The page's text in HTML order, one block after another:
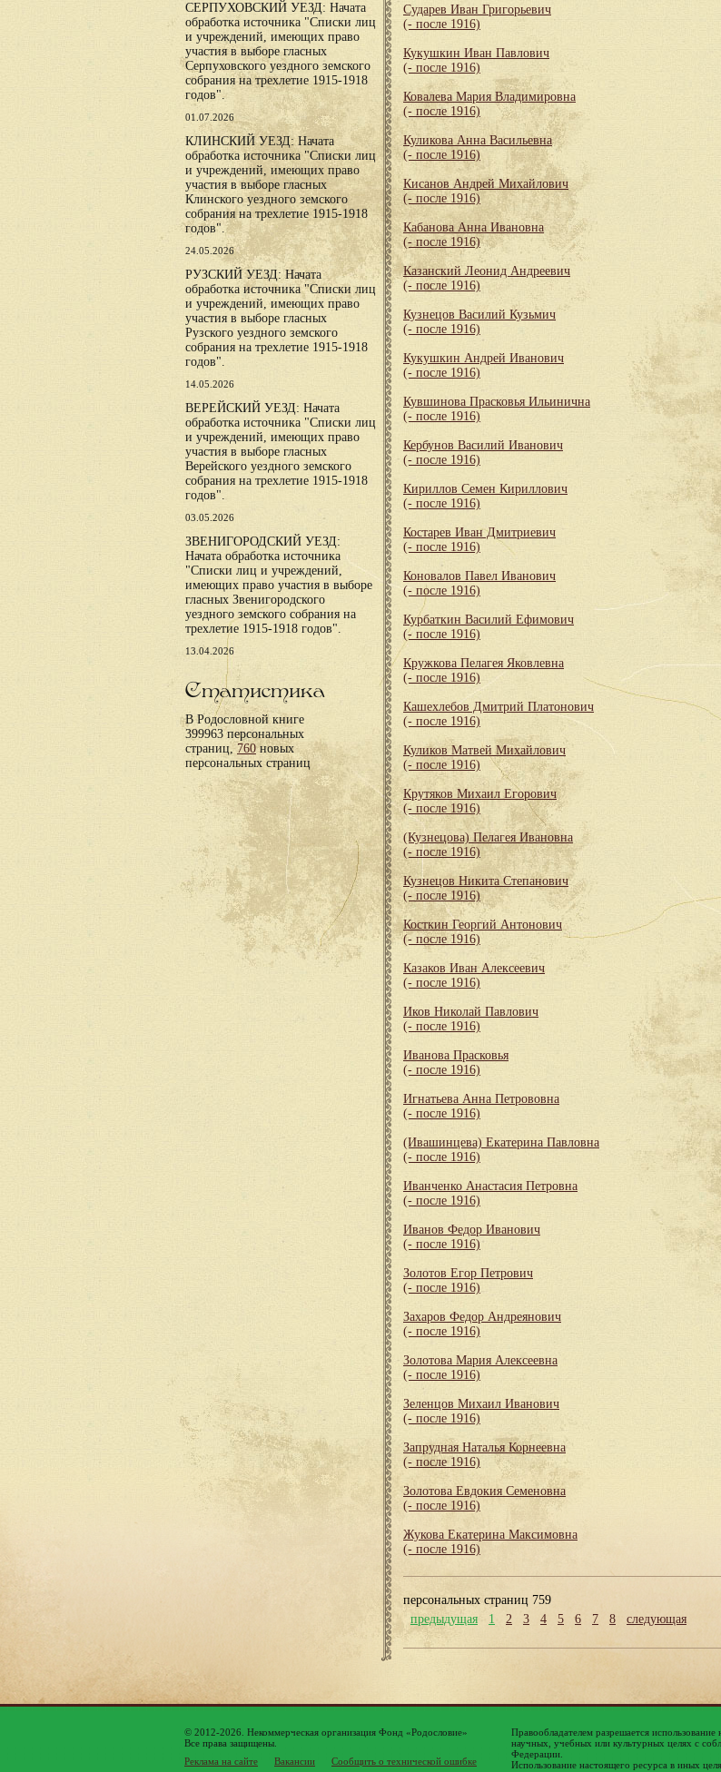
СЕРПУХОВСКИЙ УЕЗД: Начата
обработка источника "Списки лиц
и учреждений, имеющих право
участия в выборе гласных
Серпуховского уездного земского
собрания на трехлетие 1915-1918
годов".
01.07.2026
КЛИНСКИЙ УЕЗД: Начата
обработка источника "Списки лиц
и учреждений, имеющих право
участия в выборе гласных
Клинского уездного земского
собрания на трехлетие 1915-1918
годов".
24.05.2026
РУЗСКИЙ УЕЗД: Начата
обработка источника "Списки лиц
и учреждений, имеющих право
участия в выборе гласных
Рузского уездного земского
собрания на трехлетие 1915-1918
годов".
14.05.2026
ВЕРЕЙСКИЙ УЕЗД: Начата
обработка источника "Списки лиц
и учреждений, имеющих право
участия в выборе гласных
Верейского уездного земского
собрания на трехлетие 1915-1918
годов".
03.05.2026
ЗВЕНИГОРОДСКИЙ УЕЗД:
Начата обработка источника
"Списки лиц и учреждений,
имеющих право участия в выборе
гласных Звенигородского
уездного земского собрания на
трехлетие 1915-1918 годов".
13.04.2026
Статистика
В Родословной книге
399963 персональных
страниц, 760новых
персональных страниц
Сударев Иван Григорьевич
(- после 1916)
Кукушкин Иван Павлович
(- после 1916)
Ковалева Мария Владимировна
(- после 1916)
Куликова Анна Васильевна
(- после 1916)
Кисанов Андрей Михайлович
(- после 1916)
Кабанова Анна Ивановна
(- после 1916)
Казанский Леонид Андреевич
(- после 1916)
Кузнецов Василий Кузьмич
(- после 1916)
Кукушкин Андрей Иванович
(- после 1916)
Кувшинова Прасковья Ильинична
(- после 1916)
Кербунов Василий Иванович
(- после 1916)
Кириллов Семен Кириллович
(- после 1916)
Костарев Иван Дмитриевич
(- после 1916)
Коновалов Павел Иванович
(- после 1916)
Курбаткин Василий Ефимович
(- после 1916)
Кружкова Пелагея Яковлевна
(- после 1916)
Кашехлебов Дмитрий Платонович
(- после 1916)
Куликов Матвей Михайлович
(- после 1916)
Крутяков Михаил Егорович
(- после 1916)
(Кузнецова) Пелагея Ивановна
(- после 1916)
Кузнецов Никита Степанович
(- после 1916)
Косткин Георгий Антонович
(- после 1916)
Казаков Иван Алексеевич
(- после 1916)
Иков Николай Павлович
(- после 1916)
Иванова Прасковья
(- после 1916)
Игнатьева Анна Петрововна
(- после 1916)
(Ивашинцева) Екатерина Павловна
(- после 1916)
Иванченко Анастасия Петровна
(- после 1916)
Иванов Федор Иванович
(- после 1916)
Золотов Егор Петрович
(- после 1916)
Захаров Федор Андреянович
(- после 1916)
Золотова Мария Алексеевна
(- после 1916)
Зеленцов Михаил Иванович
(- после 1916)
Запрудная Наталья Корнеевна
(- после 1916)
Золотова Евдокия Семеновна
(- после 1916)
Жукова Екатерина Максимовна
(- после 1916)
персональных страниц 759
предыдущая
1 2 3 4 5 6 7 8 следующая
© 2012-2026. Некоммерческая организация Фонд «Родословие»
Все права защищены.
Реклама на сайте
Вакансии Сообщить о технической ошибке
Правообладателем разрешается
научных, учебных или культурных целях с
Федерации.
Использование настоящего ресурса в иных